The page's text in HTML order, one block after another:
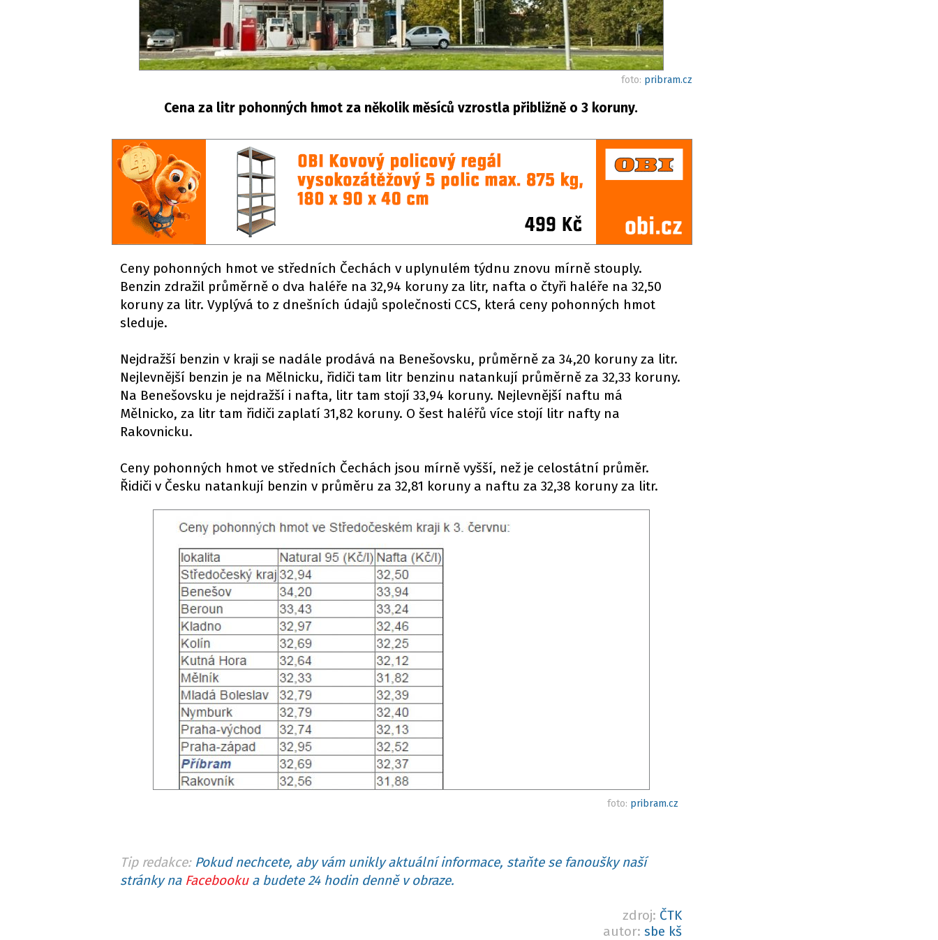
foto: pribram.cz
Cena za litr pohonných hmot za několik měsíců vzrostla přibližně o 3 koruny.
Ceny pohonných hmot ve středních Čechách v uplynulém týdnu znovu mírně stouply.
Benzin zdražil průměrně o dva haléře na 32,94 koruny za litr, nafta o čtyři haléře na 32,50
koruny za litr. Vyplývá to z dnešních údajů společnosti CCS, která ceny pohonných hmot
sleduje.
Nejdražší benzin v kraji se nadále prodává na Benešovsku, průměrně za 34,20 koruny za litr.
Nejlevnější benzin je na Mělnicku, řidiči tam litr benzinu natankují průměrně za 32,33 koruny.
Na Benešovsku je nejdražší i nafta, litr tam stojí 33,94 koruny. Nejlevnější naftu má
Mělnicko, za litr tam řidiči zaplatí 31,82 koruny. O šest haléřů více stojí litr nafty na
Rakovnicku.
Ceny pohonných hmot ve středních Čechách jsou mírně vyšší, než je celostátní průměr.
Řidiči v Česku natankují benzin v průměru za 32,81 koruny a naftu za 32,38 koruny za litr.
foto: pribram.cz
Tip redakce: Pokud nechcete, aby vám unikly aktuální informace, staňte se fanoušky naší
stránky na Facebookua budete 24 hodin denně v obraze.
zdroj: ČTK
autor: sbe kš